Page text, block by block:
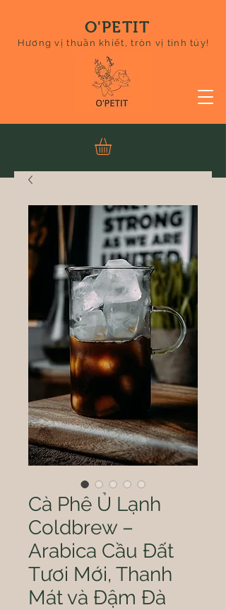
O'PETIT
Hương vị thuần khiết, tròn vị tinh túy!
Cà Phê Ủ Lạnh
Coldbrew –
Arabica Cầu Đất
Tươi Mới, Thanh
Mát và Đậm Đà